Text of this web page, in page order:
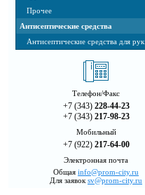
Прочее
Антисептические средства
Антисептические средства для рук
Телефон/Факс
+7 (343) 228-44-23
+7 (343) 217-98-23
Мобильный
+7 (922) 217-64-00
Электронная почта
Общая info@prom-city.ru
Для заявок sv@prom-city.ru